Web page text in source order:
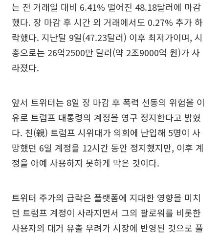
는 전 거래일 대비 6.41% 떨어진 48.18달러에 마감
했다. 장 마감 후 시간 외 거래에서도 0.27% 추가 하
락했다. 지난달 9일(47.23달러) 이후 최저가이며, 시
총으로는 26억2500만 달러(약 2조9000억 원)가 사
라졌다.
앞서 트위터는 8일 장 마감 후 폭력 선동의 위험을 이
유로 트럼프 대통령의 계정을 영구 정지한다고 밝혔
다. 친(親) 트럼프 시위대가 의회에 난입해 5명이 사
망했던 6일 계정을 12시간 동안 정지했지만, 이후 계
정을 아예 사용하지 못하게 막은 것이다.
트위터 주가의 급락은 플랫폼에 지대한 영향을 미치
던 트럼프 계정이 사라지면서 그의 팔로워를 비롯한
사용자의 대거 유출 우려가 시장에 반영된 것으로 풀